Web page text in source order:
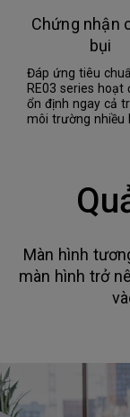
Chứng nhận
bụi
Đáp ứng tiêu
RE03 series hoạt
ổn định ngay cả
môi trường nhiều
Màn hình
màn hình trở